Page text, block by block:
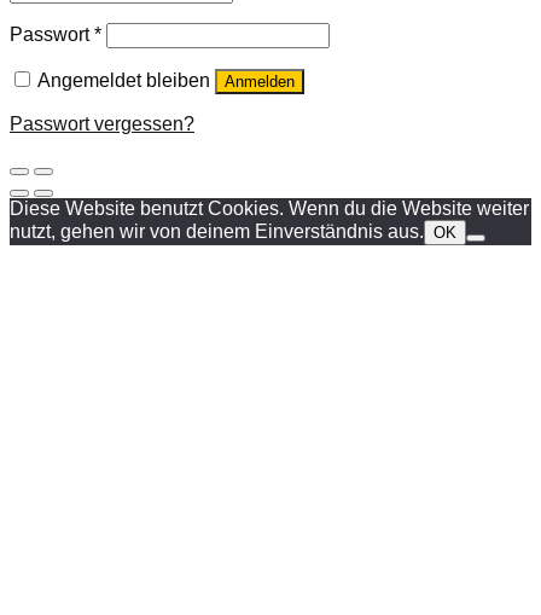
Passwort*
Angemeldet bleiben Anmelden
Passwort vergessen?
Diese Website benutzt Cookies. Wenn du die Website weiter
nutzt, gehen wir von deinem Einverständnis aus. OK